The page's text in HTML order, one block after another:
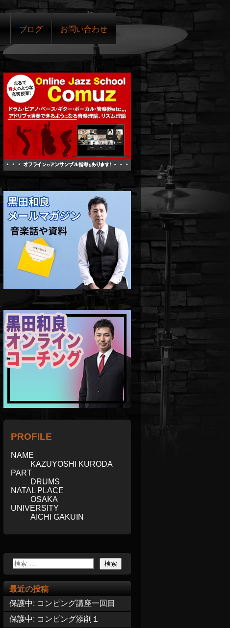
ブログ お問い合わせ
PROFILE
NAME
KAZUYOSHI KURODA
PART
DRUMS
NATAL PLACE
OSAKA
UNIVERSITY
AICHI GAKUIN
最近の投稿
保護中: コンピング講座一回目
保護中: コンピング添削１